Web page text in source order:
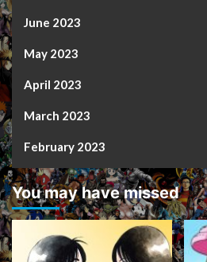
June 2023
May 2023
April 2023
March 2023
February 2023
You may have missed